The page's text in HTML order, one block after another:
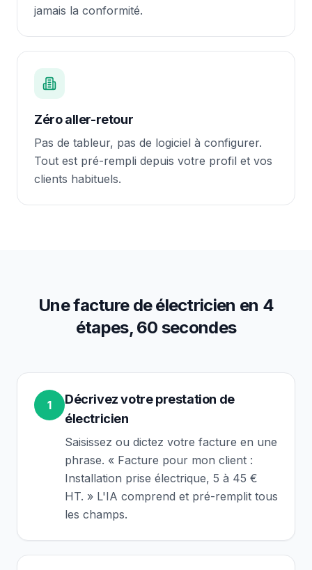
jamais la conformité.
Zéro aller-retour
Pas de tableur, pas de logiciel à configurer.
Tout est pré-rempli depuis votre profil et vos
clients habituels.
Une facture deélectricien en 4
étapes, 60 secondes
1
Décrivez votre prestation de
électricien
Saisissez ou dictez votre facture en une
phrase. « Facture pour mon client :
Installation prise électrique, 5 à 45 €
HT. » L'IA comprend et pré-remplit tous
les champs.